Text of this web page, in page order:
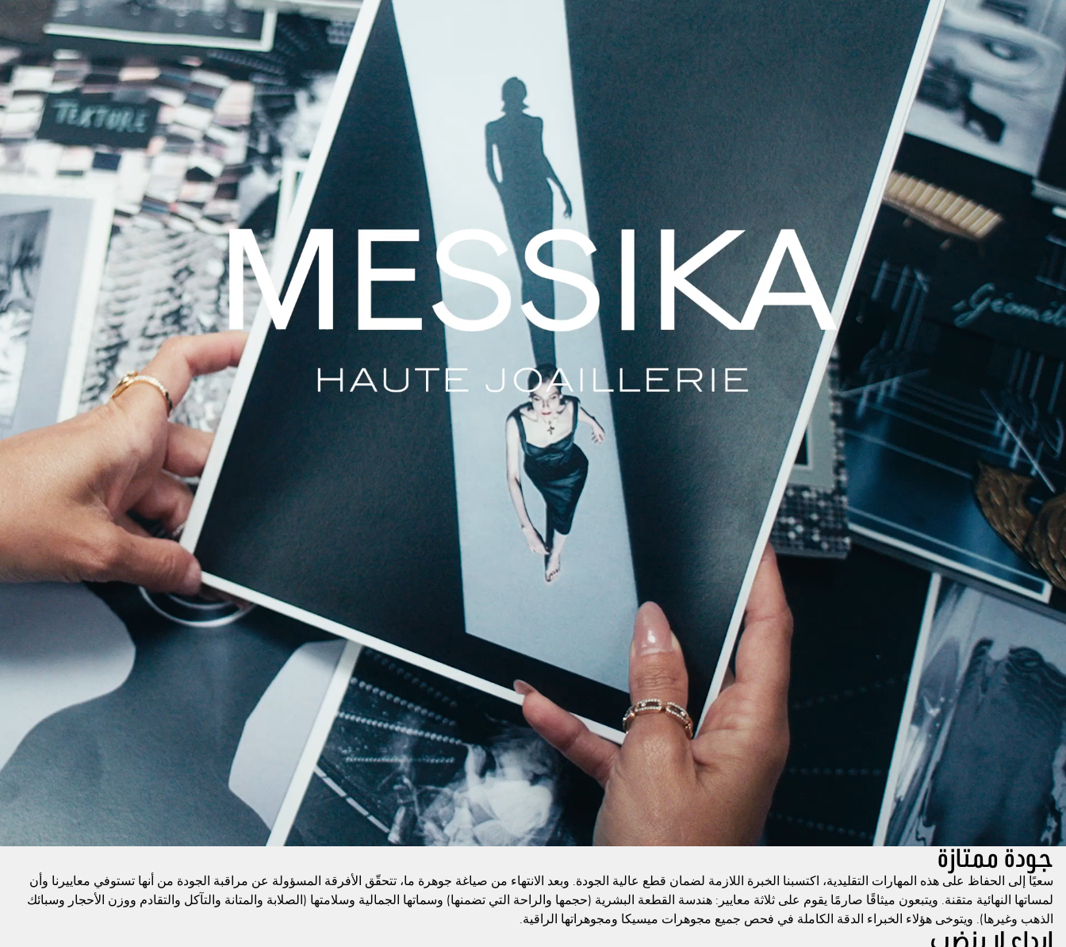
جودة ممتازة
سعيًا إلى الحفاظ على هذه المهارات التقليدية، اكتسبنا الخبرة اللازمة لضمان قطع عالية الجودة. وبعد الانتهاء من صياغة جوهرة ما، تتحقّق الأفرقة المسؤولة عن مراقبة الجودة من أنها تستوفي معاييرنا وأن
لمساتها النهائية متقنة. ويتبعون ميثاقًا صارمًا يقوم على ثلاثة معايير: هندسة القطعة البشرية (حجمها والراحة التي تضمنها) وسماتها الجمالية وسلامتها (الصلابة والمتانة والتآكل والتقادم ووزن الأحجار وسبائك
الذهب وغيرها). ويتوخى هؤلاء الخبراء الدقة الكاملة في فحص جميع مجوهرات ميسيكا ومجوهراتها الراقية.